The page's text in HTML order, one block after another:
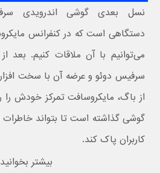
نسل بعدی گوشی اندرویدی
می‌توانیم با آن ملاقات کنیم. بعد
سرفیس دوئو و عرضه آن با سخت
از باگ، مایکروسافت تمرکز خودش
گوشی گذاشته است تا بتواند
کاربران پاک کند.
بیشتر